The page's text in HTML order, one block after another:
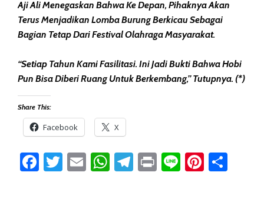
Aji Ali Menegaskan Bahwa Ke Depan, Pihaknya Akan
Terus Menjadikan Lomba Burung Berkicau Sebagai
Bagian Tetap Dari Festival Olahraga Masyarakat.
“Setiap Tahun Kami Fasilitasi. Ini Jadi Bukti Bahwa Hobi
Pun Bisa Diberi Ruang Untuk Berkembang,” Tutupnya. (*)
Share This:
Facebook X
Facebook
Twitter
EmailWhatsApp
Telegram
PrintLine